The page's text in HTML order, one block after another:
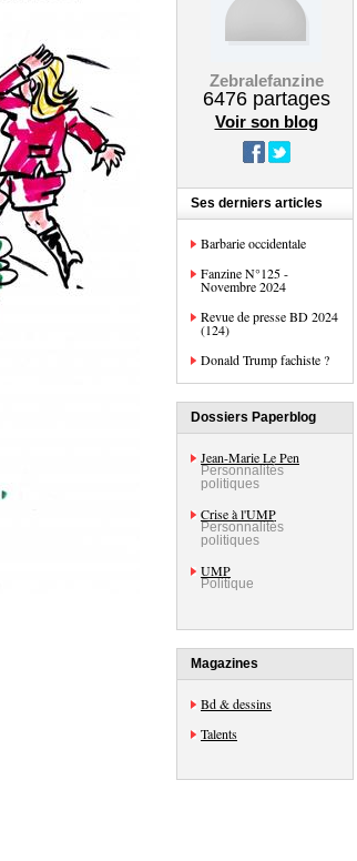
Zebralefanzine
6476partages
Voir son blog
Ses derniers articles
Barbarie occidentale
Fanzine N°125 -
Novembre 2024
Revue de presse BD 2024
(124)
Donald Trump fachiste ?
Dossiers Paperblog
Jean-Marie Le Pen
Personnalités
politiques
Crise à l'UMP
Personnalités
politiques
UMP
Politique
Magazines
Bd & dessins
Talents